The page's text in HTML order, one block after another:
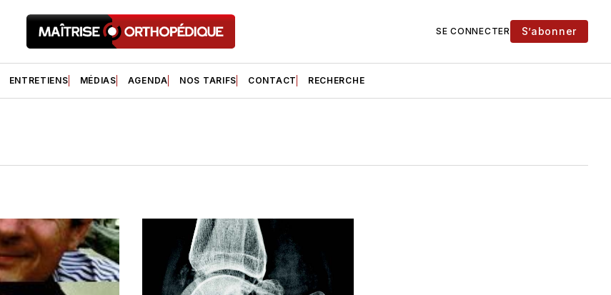
SE CONNECTER S’abonner
ENTRETIENS MÉDIAS AGENDA NOS TARIFS CONTACT RECHERCHE